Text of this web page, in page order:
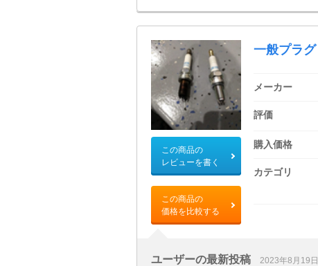
この商品の
レビューを書く
この商品の
価格を比較する
一般プラグ
メーカー
評価
購入価格
カテゴリ
ユーザーの最新投稿 2023年8月19日